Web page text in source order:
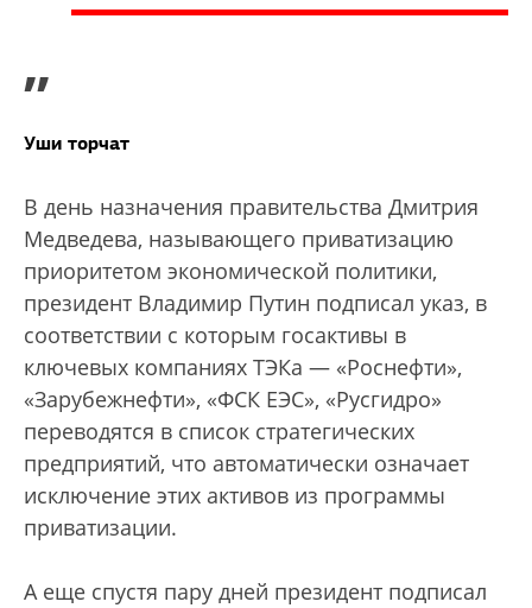
”
Уши торчат
В день назначения правительства Дмитрия
Медведева, называющего приватизацию
приоритетом экономической политики,
президент Владимир Путин подписал указ, в
соответствии с которым госактивы в
ключевых компаниях ТЭКа — «Роснефти»,
«Зарубежнефти», «ФСК ЕЭС», «Русгидро»
переводятся в список стратегических
предприятий, что автоматически означает
исключение этих активов из программы
приватизации.
А еще спустя пару дней президент подписал